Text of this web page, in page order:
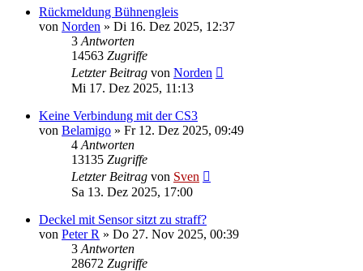
Rückmeldung Bühnengleis
von Norden » Di 16. Dez 2025, 12:37
3 Antworten
14563 Zugriffe
Letzter Beitrag von Norden
Mi 17. Dez 2025, 11:13
Keine Verbindung mit der CS3
von Belamigo » Fr 12. Dez 2025, 09:49
4 Antworten
13135 Zugriffe
Letzter Beitrag von Sven
Sa 13. Dez 2025, 17:00
Deckel mit Sensor sitzt zu straff?
von Peter R » Do 27. Nov 2025, 00:39
3 Antworten
28672 Zugriffe